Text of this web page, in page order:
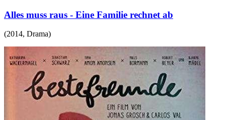
Alles muss raus - Eine Familie rechnet ab
(2014, Drama)